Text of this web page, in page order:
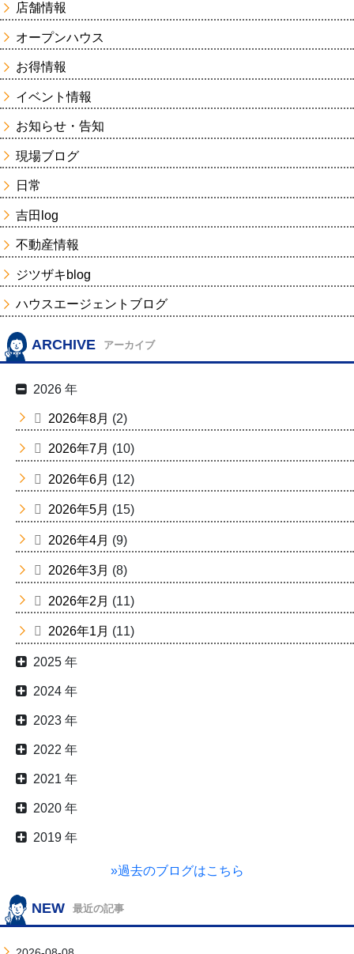
店舗情報
オープンハウス
お得情報
イベント情報
お知らせ・告知
現場ブログ
日常
吉田log
不動産情報
ジツザキblog
ハウスエージェントブログ
ARCHIVE アーカイブ
2026 年
2026年8月 (2)
2026年7月 (10)
2026年6月 (12)
2026年5月 (15)
2026年4月 (9)
2026年3月 (8)
2026年2月 (11)
2026年1月 (11)
2025 年
2024 年
2023 年
2022 年
2021 年
2020 年
2019 年
»過去のブログはこちら
NEW 最近の記事